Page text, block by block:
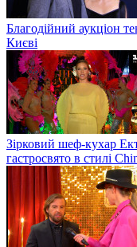
Благодійний аукціон
Києві
Зірковий шеф-кухар
гастросвято в стилі